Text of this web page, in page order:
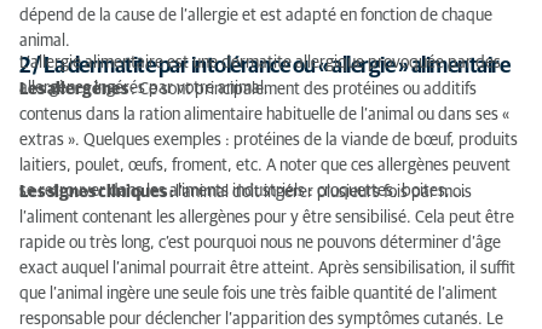
dépend de la cause de l’allergie et est adapté en fonction de chaque
animal.
2 / La dermatite par intolérance ou « allergie » alimentaire
L’allergie alimentaire est une dermatite allergique provoquée par des
allergènes ingérés par votre animal.
Les allergènes: Ce sont principalement des protéines ou additifs
contenus dans la ration alimentaire habituelle de l’animal ou dans ses «
extras ». Quelques exemples : protéines de la viande de bœuf, produits
laitiers, poulet, œufs, froment, etc. A noter que ces allergènes peuvent
se retrouver dans les aliments industriels : croquettes, boites, …
Les signes cliniques :l’animal doit ingérer plusieurs fois par mois
l’aliment contenant les allergènes pour y être sensibilisé. Cela peut être
rapide ou très long, c’est pourquoi nous ne pouvons déterminer d’âge
exact auquel l’animal pourrait être atteint. Après sensibilisation, il suffit
que l’animal ingère une seule fois une très faible quantité de l’aliment
responsable pour déclencher l’apparition des symptômes cutanés. Le